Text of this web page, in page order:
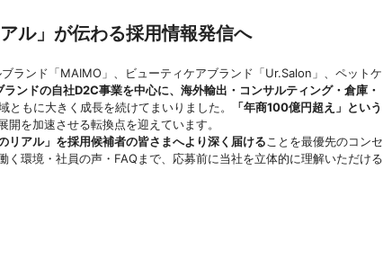
ル」が伝わる採用情報発信へ
ランド「MAIMO」、ビューティケアブランド「Ur.Salon」、ペットケ
ンドの自社D2C事業を中心に、海外輸出・コンサルティング・倉庫・
ともに大きく成長を続けてまいりました。
「年商100億円超え」という
を加速させる転換点を迎えています。
リアル」を採用候補者の皆さまへより深く届ける ことを最優先のコンセ
環境・社員の声・FAQまで、応募前に当社を立体的に理解いただける